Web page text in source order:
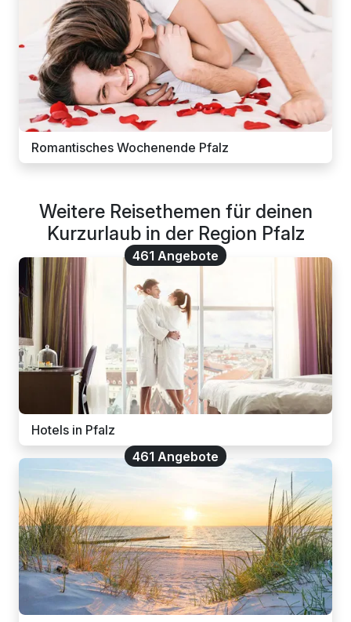
Romantisches Wochenende Pfalz
Weitere Reisethemen für deinen
Kurzurlaub in der Region Pfalz
461 Angebote
Hotels in Pfalz
461 Angebote